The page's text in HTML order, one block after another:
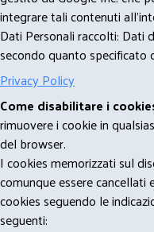
integrare tali contenuti
Dati Personali raccolti: Dati
secondo quanto specificato
Privacy Policy
Come disabilitare i
rimuovere i cookie in
del browser.
I cookies memorizzati sul
comunque essere
cookies seguendo le
seguenti: